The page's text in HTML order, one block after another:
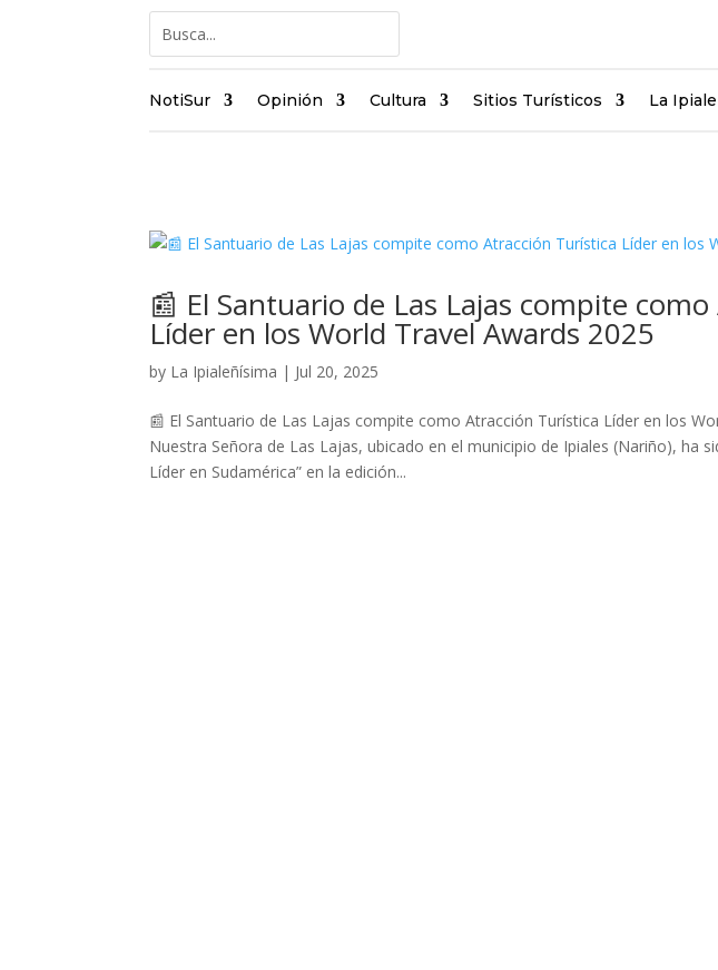
NotiSur Opinión Cultura Sitios Turísticos La
📰 El Santuario de Las Lajas compite
Líder en los World Travel Awards 2025
by La Ipialeñísima | Jul 20, 2025
📰 El Santuario de Las Lajas compite como Atracción Turística Líder en los
Nuestra Señora de Las Lajas, ubicado en el municipio de Ipiales (Nariño), ha
Líder en Sudamérica” en la edición...